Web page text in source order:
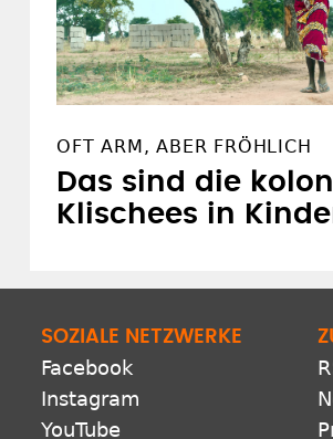
OFT ARM, ABER FRÖHLICH
Das sind die
Klischees in
SOZIALE NETZWERKE
Facebook
Instagram
YouTube